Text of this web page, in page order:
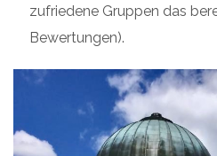
zufriedene Gruppen das
Bewertungen).